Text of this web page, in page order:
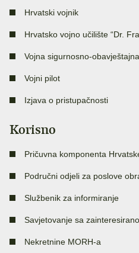
Hrvatski vojnik
Hrvatsko vojno učilište “Dr.
Vojna sigurnosno-
Vojni pilot
Izjava o pristupačnosti
Korisno
Pričuvna komponenta
Područni odjeli za poslove
Službenik za informiranje
Savjetovanje sa
Nekretnine MORH-a